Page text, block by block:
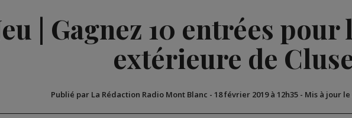
| Gagnez 10 entrées
extérieure de
Publié par La Rédaction Radio Mont Blanc - 18 février 2019 à 12h35- Mis à jour le